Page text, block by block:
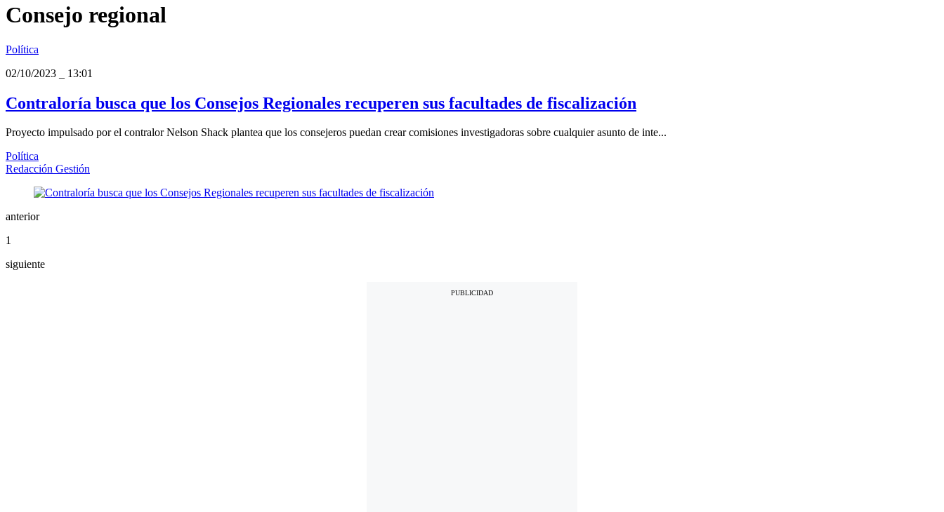
Consejo regional
Política
02/10/2023
13:01
Contraloría busca que los Consejos Regionales recuperen sus facultades de fiscalización
Proyecto impulsado por el contralor Nelson Shack plantea que los consejeros puedan crear comisiones investigadoras sobre cualquier asunto de inte...
Política
Redacción Gestión
anterior
1
siguiente